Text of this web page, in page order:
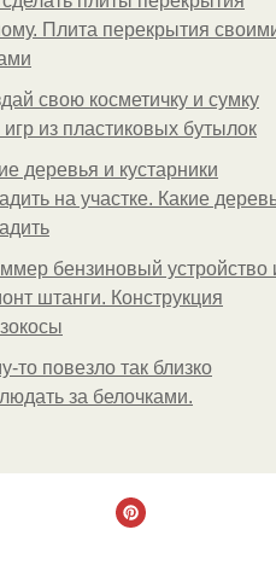
Плита перекрытия
свою косметичку и сумку
игр из пластиковых бутылок
деревья и кустарники
на участке. Какие
бензиновый устройство
штанги. Конструкция
то повезло так близко
за белочками.